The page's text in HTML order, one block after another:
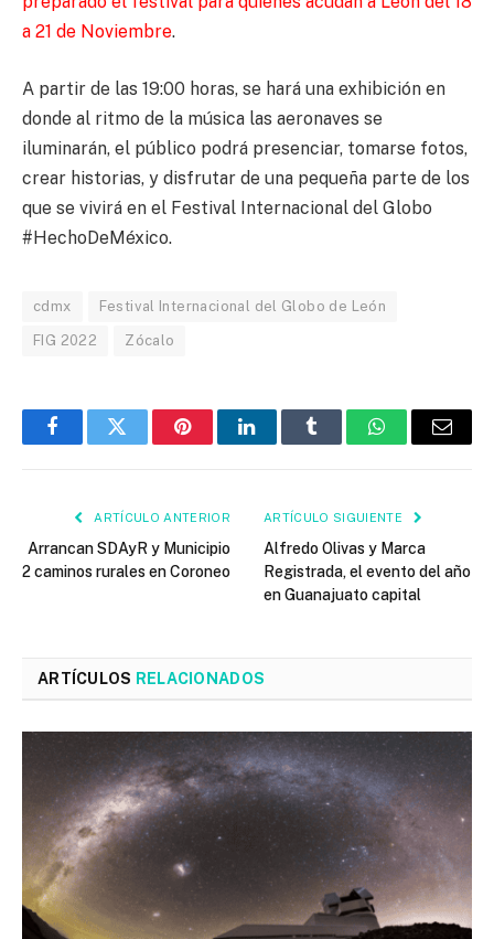
a 21 de Noviembre.
A partir de las 19:00 horas, se hará una exhibición en
donde al ritmo de la música las aeronaves se
iluminarán, el público podrá presenciar, tomarse fotos,
crear historias, y disfrutar de una pequeña parte de los
que se vivirá en el Festival Internacional del Globo
#HechoDeMéxico.
cdmx Festival Internacional del Globo de León
FIG 2022 Zócalo
FacebookTwitter PinterestLinkedInTumblr WhatsAppEmail
ARTÍCULO ANTERIOR
Arrancan SDAyR y Municipio
2 caminos rurales en Coroneo
ARTÍCULO SIGUIENTE
Alfredo Olivas y Marca
Registrada, el evento del año
en Guanajuato capital
ARTÍCULOS RELACIONADOS